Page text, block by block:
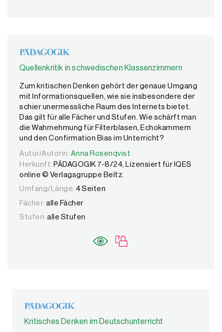
Quellenkritik in schwedischen Klassenzimmern
Zum kritischen Denken gehört der genaue Umgang
mit Informationsquellen, wie sie insbesondere der
schier unermessliche Raum des Internets bietet.
Das gilt für alle Fächer und Stufen. Wie schärft man
die Wahrnehmung für Filterblasen, Echokammern
und den Confirmation Bias im Unterricht?
Autor/Autorin: Anna Rosenqvist
Autor/Autorin: Anna Rosenqvist
Herkunft: PÄDAGOGIK 7-8/24, Lizensiert für IQES
online © Verlagsgruppe Beltz.
Umfang/Länge: 4 Seiten
Fächer: alle Fächer
Stufen: alle Stufen
Kritisches Denken im Deutschunterricht